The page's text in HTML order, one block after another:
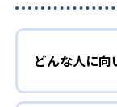
どんな人に向